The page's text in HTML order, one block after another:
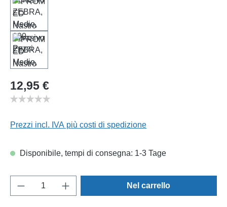
Prezzo normale:
12,95 €
Prezzi incl. IVA più costi di spedizione
Disponibile, tempi di consegna: 1-3 Tage
Quantità del prodotto: inserisci la quantità
Nel carrello